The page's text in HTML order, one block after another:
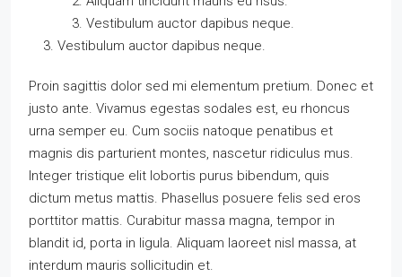
Vestibulum auctor dapibus neque.
Vestibulum auctor dapibus neque.
Proin sagittis dolor sed mi elementum pretium. Donec et
justo ante. Vivamus egestas sodales est, eu rhoncus
urna semper eu. Cum sociis natoque penatibus et
magnis dis parturient montes, nascetur ridiculus mus.
Integer tristique elit lobortis purus bibendum, quis
dictum metus mattis. Phasellus posuere felis sed eros
porttitor mattis. Curabitur massa magna, tempor in
blandit id, porta in ligula. Aliquam laoreet nisl massa, at
interdum mauris sollicitudin et.